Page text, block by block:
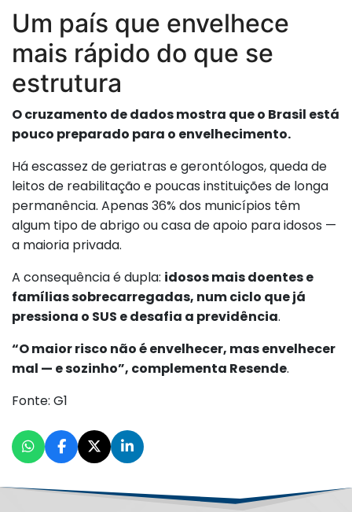
Um país que envelhece
mais rápido do que se
estrutura
O cruzamento de dados mostra que o Brasil está
pouco preparado para o envelhecimento.
Há escassez de geriatras e gerontólogos, queda de
leitos de reabilitação e poucas instituições de longa
permanência. Apenas 36% dos municípios têm
algum tipo de abrigo ou casa de apoio para idosos —
a maioria privada.
A consequência é dupla: idosos mais doentes e
famílias sobrecarregadas, num ciclo que já
pressiona o SUS e desafia a previdência.
“O maior risco não é envelhecer, mas envelhecer
mal — e sozinho”, complementa Resende.
Fonte: G1